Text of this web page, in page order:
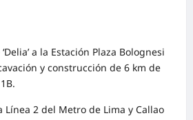
a la Estación Plaza Bolognesi
y construcción de 6 km de
Línea 2 del Metro de Lima y Callao